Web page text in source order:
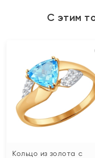
С этим
Кольцо из золота с